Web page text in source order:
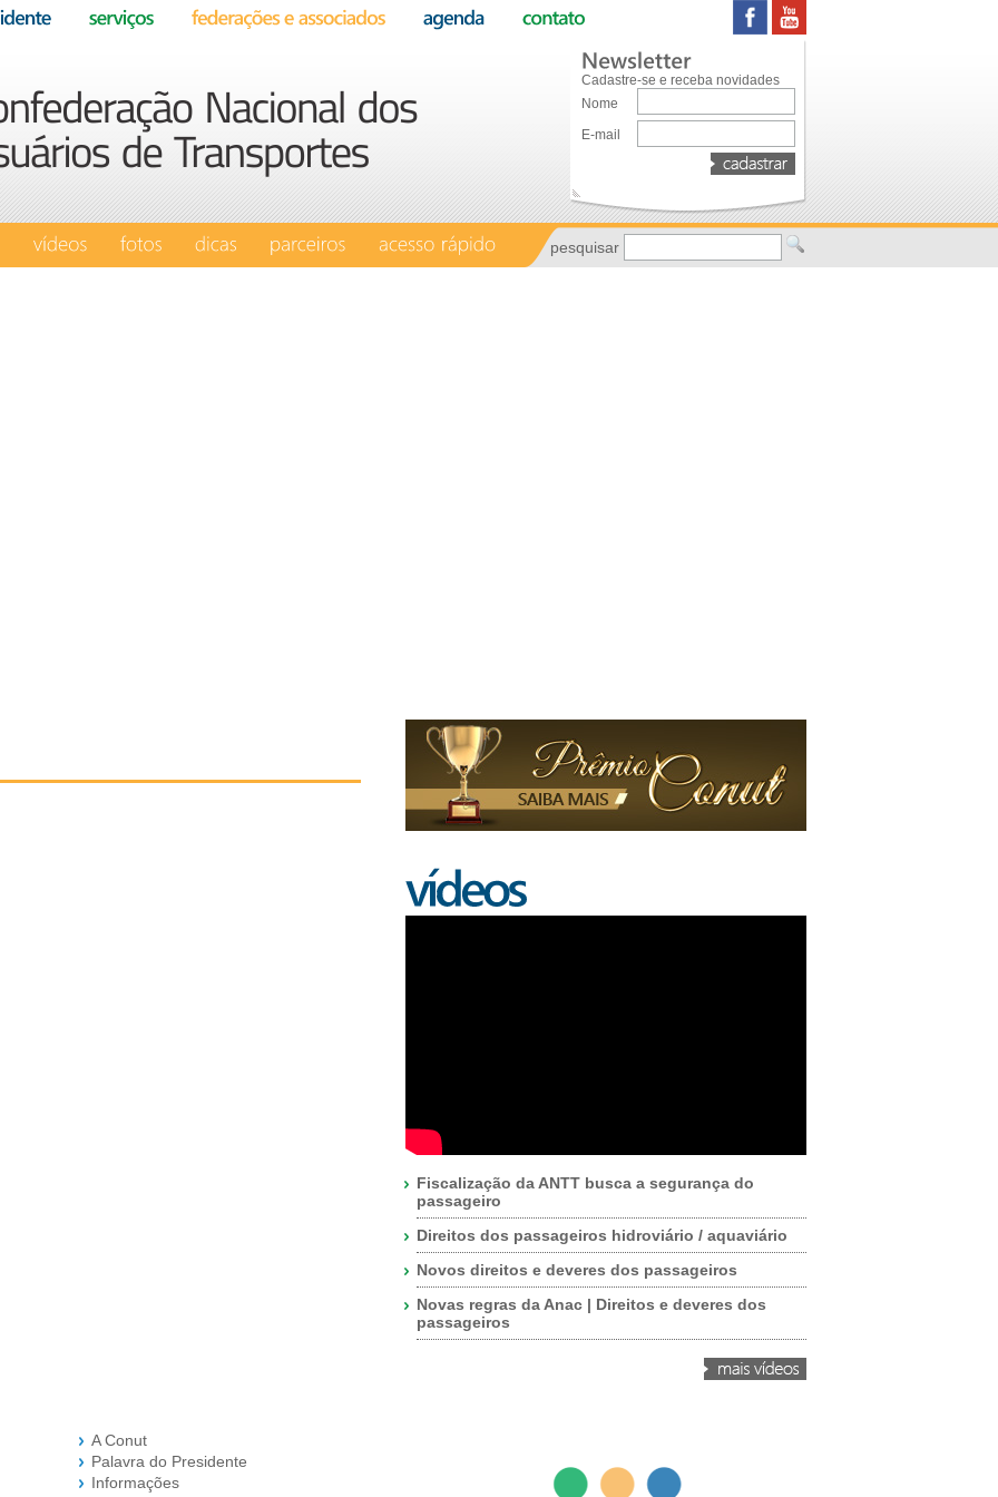
Cadastre-se e receba novidades
Nome
E-mail
pesquisar
Fiscalização da ANTT busca a segurança do
passageiro
Direitos dos passageiros hidroviário / aquaviário
Novos direitos e deveres dos passageiros
Novas regras da Anac | Direitos e deveres dos
passageiros
A Conut
Palavra do Presidente
Informações